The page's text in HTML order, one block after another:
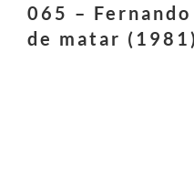
065 –
de matar (1981)